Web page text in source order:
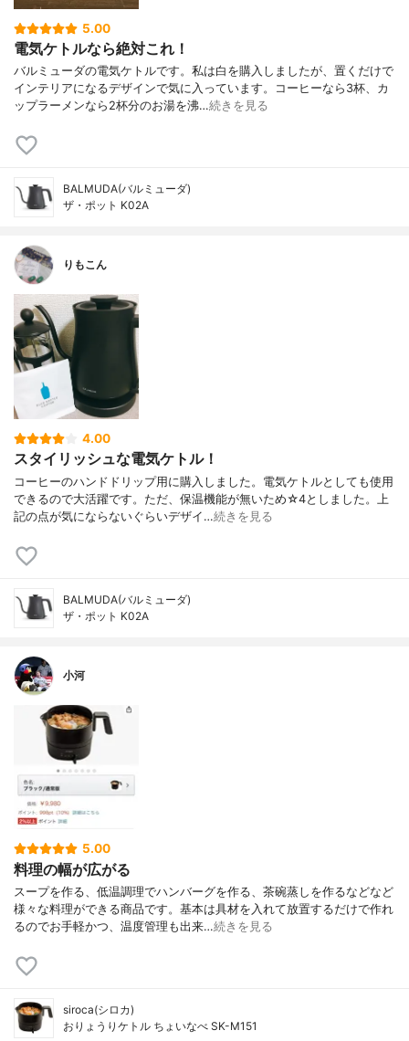
5.00
電気ケトルなら絶対これ！
バルミューダの電気ケトルです。私は白を購入しましたが、置くだけで
インテリアになるデザインで気に入っています。コーヒーなら3杯、カ
ップラーメンなら2杯分のお湯を沸…続きを見る
BALMUDA(バルミューダ)
ザ・ポット K02A
りもこん
4.00
スタイリッシュな電気ケトル！
コーヒーのハンドドリップ用に購入しました。電気ケトルとしても使用
できるので大活躍です。ただ、保温機能が無いため☆4としました。上
記の点が気にならないぐらいデザイ…続きを見る
BALMUDA(バルミューダ)
ザ・ポット K02A
小河
5.00
料理の幅が広がる
スープを作る、低温調理でハンバーグを作る、茶碗蒸しを作るなどなど
様々な料理ができる商品です。基本は具材を入れて放置するだけで作れ
るのでお手軽かつ、温度管理も出来…続きを見る
siroca(シロカ)
おりょうりケトル ちょいなべ SK-M151